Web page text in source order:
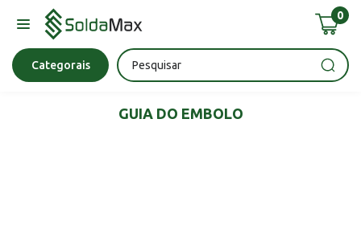
0
Categorais
Bateria Chave Impacto Esmerilhadeira
GUIA DO EMBOLO